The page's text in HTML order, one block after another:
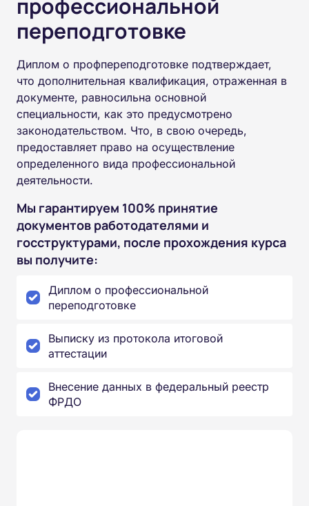
переподготовке
Диплом о профпереподготовке подтверждает,
что дополнительная квалификация, отраженная в
документе, равносильна основной
специальности, как это предусмотрено
законодательством. Что, в свою очередь,
предоставляет право на осуществление
определенного вида профессиональной
деятельности.
Мы гарантируем 100% принятие
документов работодателями и
госструктурами, после прохождения курса
вы получите:
Диплом о профессиональной
переподготовке
Выписку из протокола итоговой
аттестации
Внесение данных в федеральный реестр
ФРДО